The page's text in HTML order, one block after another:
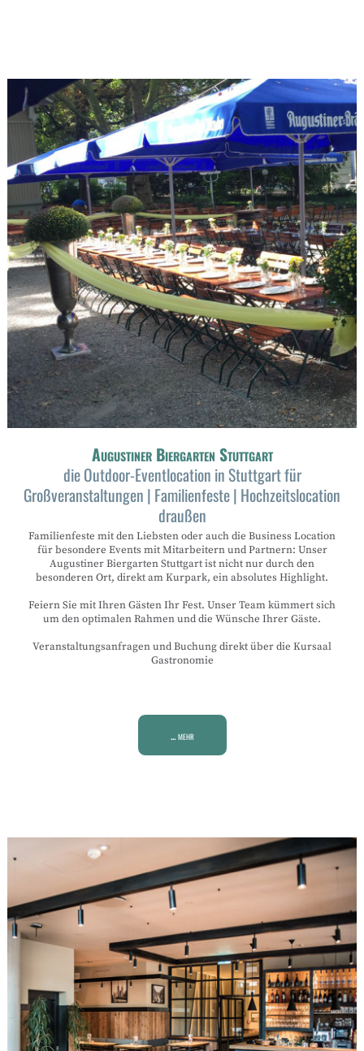
Augustiner Biergarten Stuttgart
die Outdoor-Eventlocation in Stuttgart für
Großveranstaltungen | Familienfeste | Hochzeitslocation
draußen
Familienfeste mit den Liebsten oder auch die Business Location
für besondere Events mit Mitarbeitern und Partnern: Unser
Augustiner Biergarten Stuttgart ist nicht nur durch den
besonderen Ort, direkt am Kurpark, ein absolutes Highlight.
Feiern Sie mit Ihren Gästen Ihr Fest. Unser Team kümmert sich
um den optimalen Rahmen und die Wünsche Ihrer Gäste.
Veranstaltungsanfragen und Buchung direkt über die Kursaal
Gastronomie
... mehr